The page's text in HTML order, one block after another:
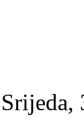
Srijeda,